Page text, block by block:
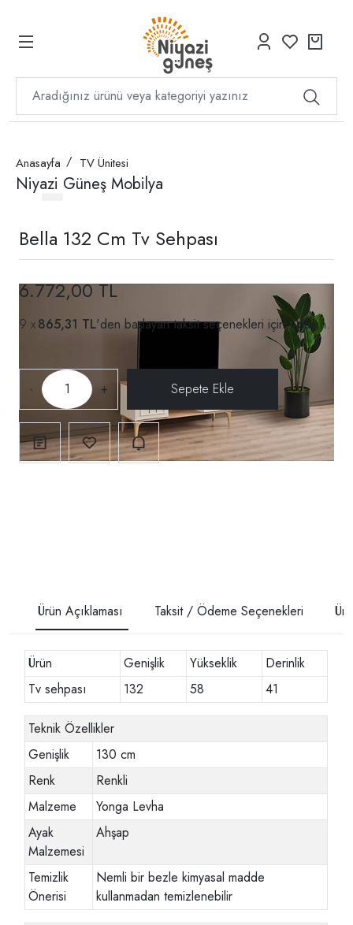
Anasayfa TV Ünitesi
Niyazi Güneş Mobilya
Bella 132 Cm Tv Sehpası
6.772,00 TL
865,31 TL'den başlayan taksit seçenekleri içintıklayın.
- +
Ürün Açıklaması Taksit / Ödeme Seçenekleri
Ürün Genişlik Yükseklik
Derinlik
Tv sehpası
132 58 41
Teknik Özellikler
Genişlik
130 cm
Renk
Renkli
Malzeme
Yonga Levha
Ayak
Malzemesi
Ahşap
Temizlik
Önerisi
Nemli bir bezle kimyasal madde
kullanmadan temizlenebilir